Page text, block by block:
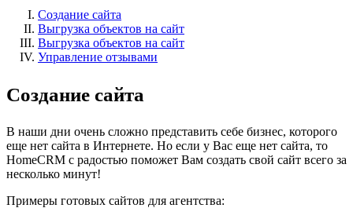
Создание сайта
Выгрузка объектов на сайт
Выгрузка объектов на сайт
Управление отзывами
Создание сайта
В наши дни очень сложно представить себе бизнес, которого
еще нет сайта в Интернете. Но если у Вас еще нет сайта, то
HomeCRM с радостью поможет Вам создать свой сайт всего за
несколько минут!
Примеры готовых сайтов для агентства: